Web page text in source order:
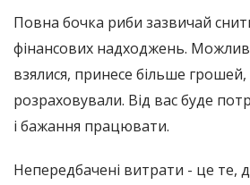
Повна бочка риби зазвичай
фінансових надходжень.
взялися, принесе більше грошей,
розраховували. Від вас буде
і бажання працювати.
Непередбачені витрати - це те,